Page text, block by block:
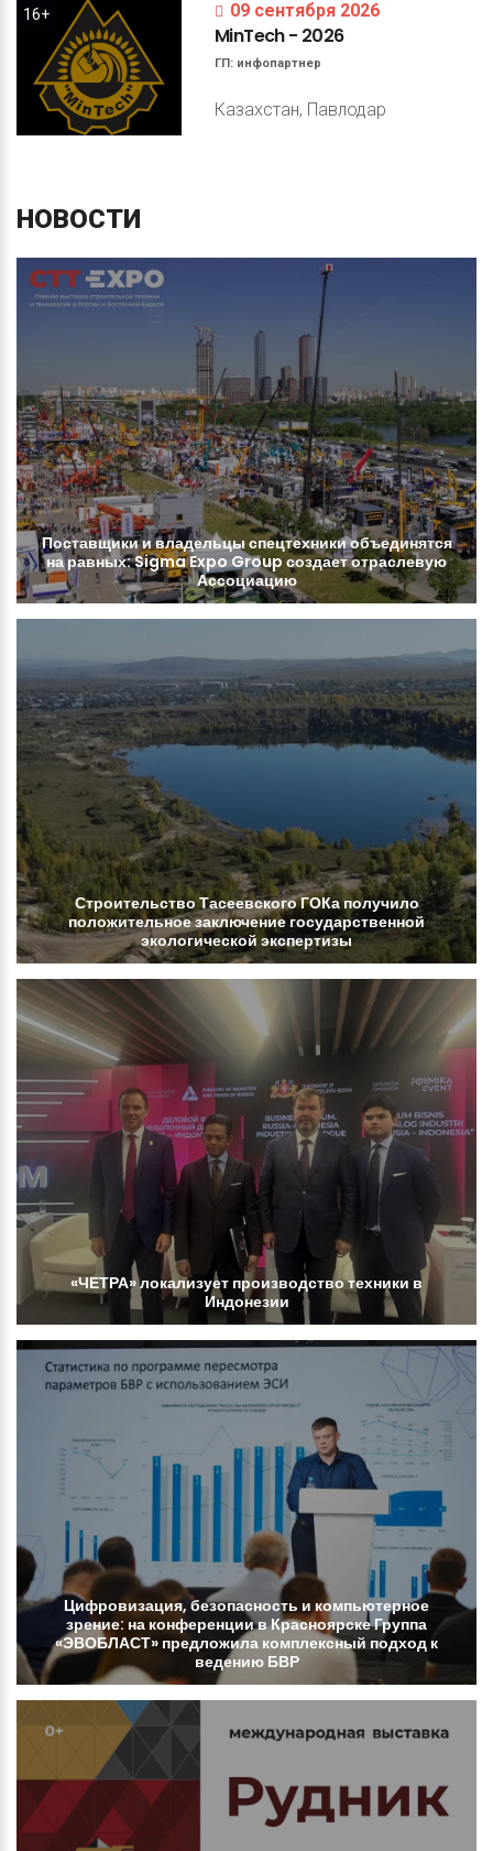
16+ 09 сентября 2026
MinTech- 2026
ГП: инфопартнер
Казахстан, Павлодар
НОВОСТИ
Поставщикиивладельцы спецтехникиобъединятся
наравных:SigmaExpo Group создаетотраслевую
Ассоциацию
СтроительствоТасеевскогоГОКаполучило
положительноезаключение государственной
экологической экспертизы
«ЧЕТРА»локализует производствотехники в
Индонезии
Цифровизация, безопасность и компьютерное
зрение: на конференциивКрасноярскеГруппа
«ЭВОБЛАСТ» предложила комплексный подход к
ведению БВР